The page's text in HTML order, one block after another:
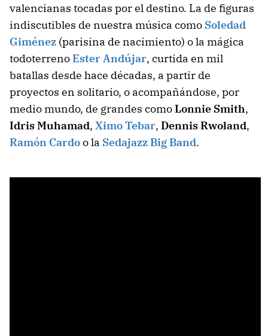
valencianas tocadas por el destino. La de figuras
indiscutibles de nuestra música como Soledad
Giménez (parisina de nacimiento) o la mágica
todoterrenoEster Andújar, curtida en mil
batallas desde hace décadas, a partir de
proyectos en solitario, o acompañándose, por
medio mundo, de grandes comoLonnie Smith,
Idris Muhamad, Ximo Tebar, Dennis Rwoland,
Ramón Cardoo la Sedajazz Big Band.